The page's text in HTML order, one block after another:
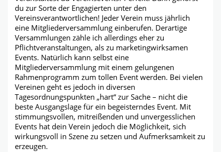
du zur Sorte der Engagierten unter den
Vereinsverantwortlichen! Jeder Verein muss jährlich
eine Mitgliederversammlung einberufen. Derartige
Versammlungen zähle ich allerdings eher zu
Pflichtveranstaltungen, als zu marketingwirksamen
Events. Natürlich kann selbst eine
Mitgliederversammlung mit einem gelungenen
Rahmenprogramm zum tollen Event werden. Bei vielen
Vereinen geht es jedoch in diversen
Tagesordnungspunkten „hart“ zur Sache – nicht die
beste Ausgangslage für ein begeisterndes Event. Mit
stimmungsvollen, mitreißenden und unvergesslichen
Events hat dein Verein jedoch die Möglichkeit, sich
wirkungsvoll in Szene zu setzen und Aufmerksamkeit zu
erzeugen.